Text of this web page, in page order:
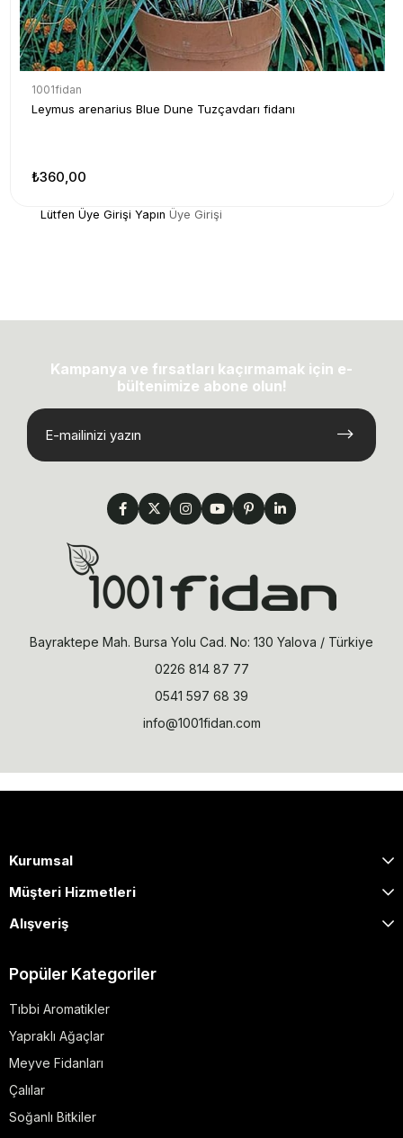
1001fidan
Leymus arenarius Blue Dune Tuzçavdarı fidanı
₺360,00
Lütfen Üye Girişi Yapın Üye Girişi
Kampanya ve fırsatları kaçırmamak için e-
bültenimize abone olun!
Bayraktepe Mah. Bursa Yolu Cad. No: 130 Yalova / Türkiye
0226 814 87 77
0541 597 68 39
info@1001fidan.com
Kurumsal
Müşteri Hizmetleri
Alışveriş
Popüler Kategoriler
Tıbbi Aromatikler
Yapraklı Ağaçlar
Meyve Fidanları
Çalılar
Soğanlı Bitkiler